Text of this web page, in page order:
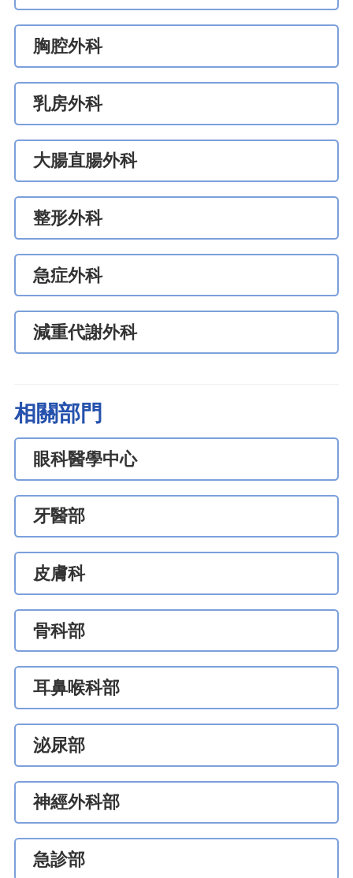
胸腔外科
乳房外科
大腸直腸外科
整形外科
急症外科
減重代謝外科
相關部門
眼科醫學中心
牙醫部
皮膚科
骨科部
耳鼻喉科部
泌尿部
神經外科部
急診部